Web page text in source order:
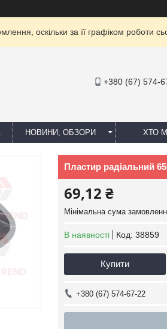
оскільки за її графіком роботи
+380 (67) 574-
НОВИНИ, ОБЗОРИ ХТО
Пластир радіальний
69,12 ₴
Мінімальна сума
В наявності Код: 38859
Купити
+380 (67) 574-67-22